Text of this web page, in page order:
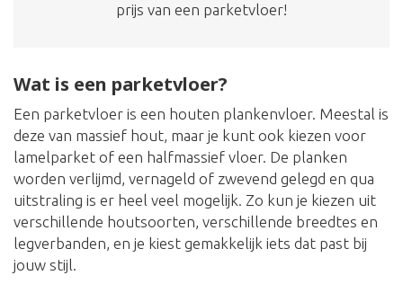
prijs van een parketvloer!
Wat is een parketvloer?
Een parketvloer is een houten plankenvloer. Meestal is
deze van massief hout, maar je kunt ook kiezen voor
lamelparket of een halfmassief vloer. De planken
worden verlijmd, vernageld of zwevend gelegd en qua
uitstraling is er heel veel mogelijk. Zo kun je kiezen uit
verschillende houtsoorten, verschillende breedtes en
legverbanden, en je kiest gemakkelijk iets dat past bij
jouw stijl.